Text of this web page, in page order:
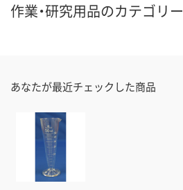
作業・研究用品のカテゴリー
あなたが最近チェックした商品